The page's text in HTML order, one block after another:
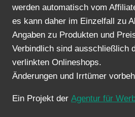
werden automatisch vom
es kann daher im Einzelfall zu
Angaben zu Produkten und
Verbindlich sind ausschließlich
verlinkten Onlineshops.
Änderungen und Irrtümer
Ein Projekt der Agentur für